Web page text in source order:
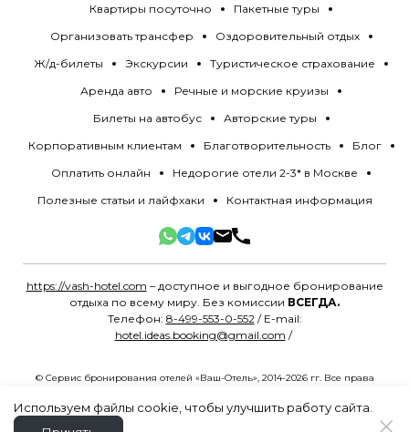
Квартиры посуточно
Пакетные туры
Организовать трансфер
Оздоровительный отдых
Ж/д-билеты
Экскурсии
Туристическое страхование
Аренда авто
Речные и морские круизы
Билеты на автобус
Авторские туры
Корпоративным клиентам
Благотворительность
Блог
Оплатить онлайн
Недорогие отели 2-3* в Москве
Полезные статьи и лайфхаки
Контактная информация
https://vash-hotel.com – доступное и выгодное бронирование
отдыха по всему миру. Без комиссии ВСЕГДА.
Телефон: 8-499-553-0-552/ E-mail:
hotel.ideas.booking@gmail.com /
© Сервис бронирования отелей «Ваш-Отель», 2014-2026 гг. Все права
Разработано вMYG.Agency
Используем файлы cookie, чтобы улучшить работу сайта.